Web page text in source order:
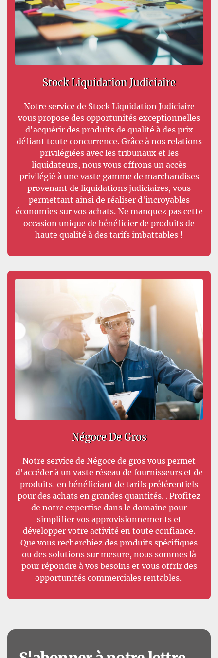
Stock Liquidation Judiciaire
Notre service de Stock Liquidation Judiciaire
vous propose des opportunités exceptionnelles
d'acquérir des produits de qualité à des prix
défiant toute concurrence. Grâce à nos relations
privilégiées avec les tribunaux et les
liquidateurs, nous vous offrons un accès
privilégié à une vaste gamme de marchandises
provenant de liquidations judiciaires, vous
permettant ainsi de réaliser d'incroyables
économies sur vos achats. Ne manquez pas cette
occasion unique de bénéficier de produits de
haute qualité à des tarifs imbattables !
Négoce De Gros
Notre service de Négoce de gros vous permet
d'accéder à un vaste réseau de fournisseurs et de
produits, en bénéficiant de tarifs préférentiels
pour des achats en grandes quantités. . Profitez
de notre expertise dans le domaine pour
simplifier vos approvisionnements et
développer votre activité en toute confiance.
Que vous recherchiez des produits spécifiques
ou des solutions sur mesure, nous sommes là
pour répondre à vos besoins et vous offrir des
opportunités commerciales rentables.